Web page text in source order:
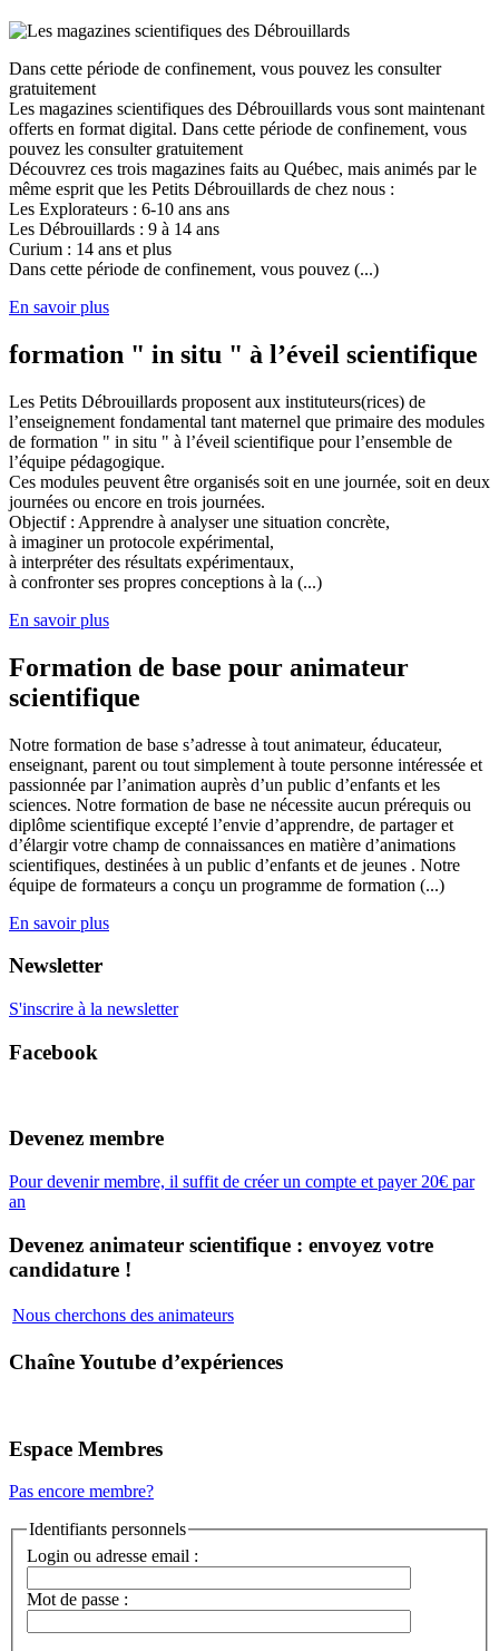
Dans cette période de confinement, vous pouvez les consulter
gratuitement
Les magazines scientifiques des Débrouillards vous sont maintenant
offerts en format digital. Dans cette période de confinement, vous
pouvez les consulter gratuitement
Découvrez ces trois magazines faits au Québec, mais animés par le
même esprit que les Petits Débrouillards de chez nous :
Les Explorateurs : 6-10 ans ans
Les Débrouillards : 9 à 14 ans
Curium : 14 ans et plus
Dans cette période de confinement, vous pouvez (...)
En savoir plus
formation " in situ " à l’éveil scientifique
Les Petits Débrouillards proposent aux instituteurs(rices) de
l’enseignement fondamental tant maternel que primaire des modules
de formation " in situ " à l’éveil scientifique pour l’ensemble de
l’équipe pédagogique.
Ces modules peuvent être organisés soit en une journée, soit en deux
journées ou encore en trois journées.
Objectif : Apprendre à analyser une situation concrète,
à imaginer un protocole expérimental,
à interpréter des résultats expérimentaux,
à confronter ses propres conceptions à la (...)
En savoir plus
Formation de base pour animateur
scientifique
Notre formation de base s’adresse à tout animateur, éducateur,
enseignant, parent ou tout simplement à toute personne intéressée et
passionnée par l’animation auprès d’un public d’enfants et les
sciences. Notre formation de base ne nécessite aucun prérequis ou
diplôme scientifique excepté l’envie d’apprendre, de partager et
d’élargir votre champ de connaissances en matière d’animations
scientifiques, destinées à un public d’enfants et de jeunes . Notre
équipe de formateurs a conçu un programme de formation (...)
En savoir plus
Newsletter
S'inscrire à la newsletter
Facebook
Devenez membre
Pour devenir membre, il suffit de créer un compte et payer 20€ par
an
Devenez animateur scientifique : envoyez votre
candidature !
Nous cherchons des animateurs
Chaîne Youtube d’expériences
Espace Membres
Pas encore membre?
Identifiants personnels
Login ou adresse email :
Mot de passe :